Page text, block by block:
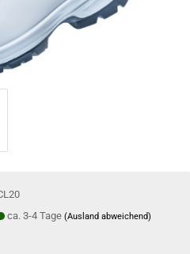
ca. 3-4 Tage(Ausland abweichend)